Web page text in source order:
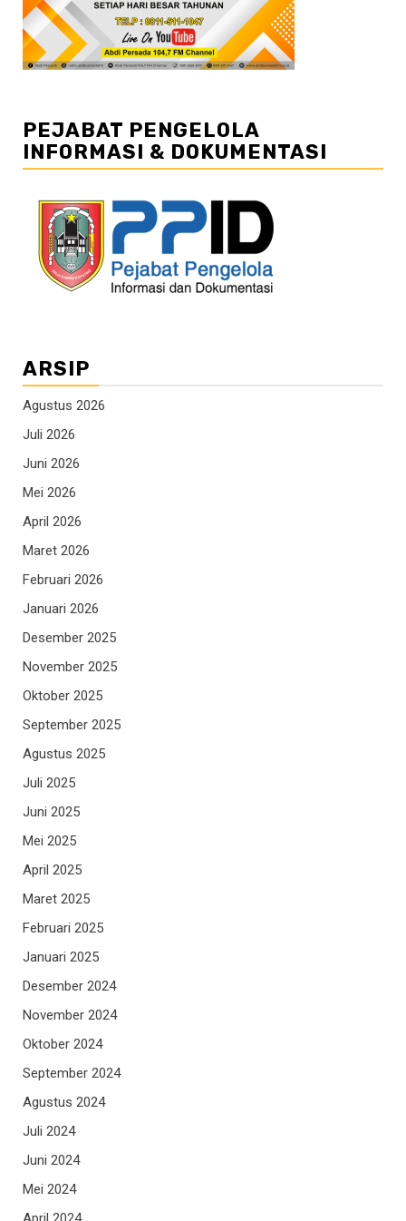
PEJABAT PENGELOLA
INFORMASI & DOKUMENTASI
ARSIP
Agustus 2026
Juli 2026
Juni 2026
Mei 2026
April 2026
Maret 2026
Februari 2026
Januari 2026
Desember 2025
November 2025
Oktober 2025
September 2025
Agustus 2025
Juli 2025
Juni 2025
Mei 2025
April 2025
Maret 2025
Februari 2025
Januari 2025
Desember 2024
November 2024
Oktober 2024
September 2024
Agustus 2024
Juli 2024
Juni 2024
Mei 2024